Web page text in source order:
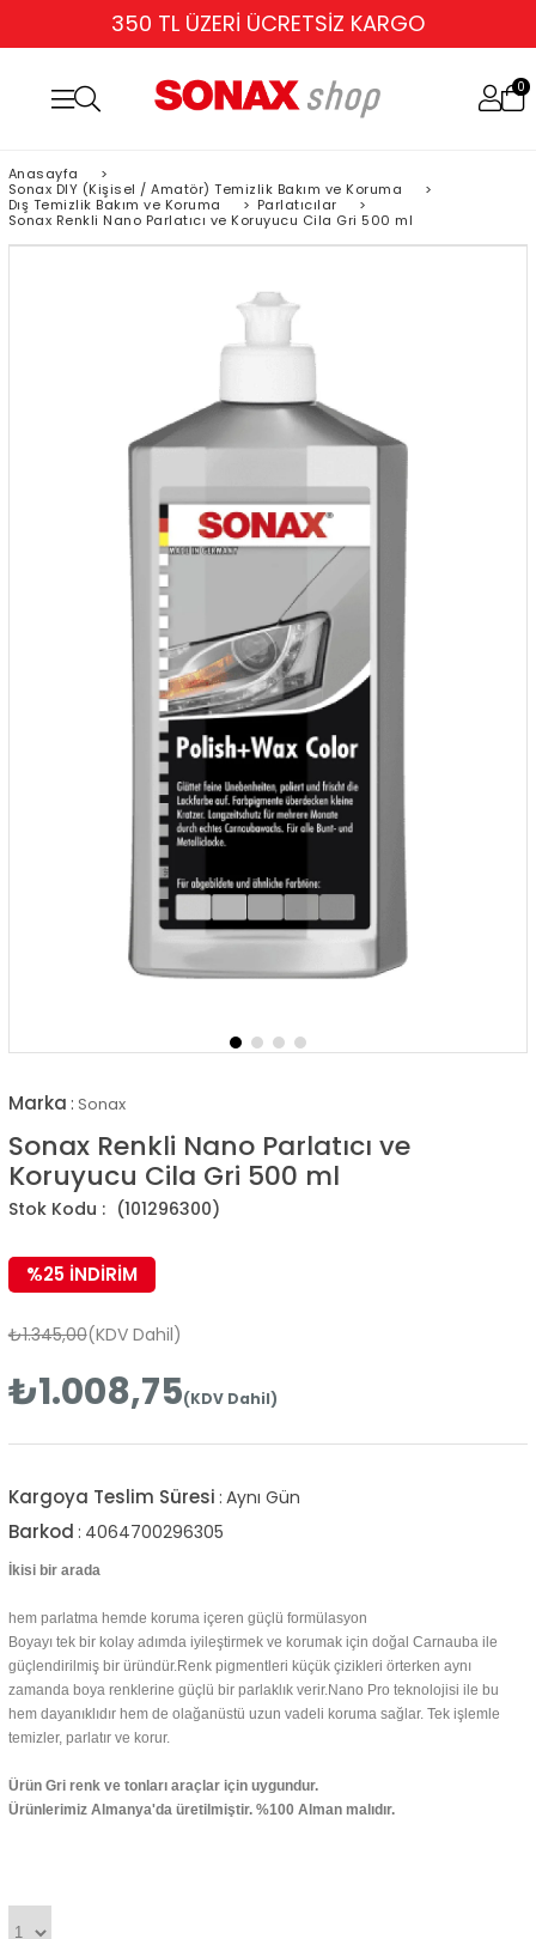
TÜM KARTLARA 6 TAKSİT
0
Anasayfa
>
Sonax DIY (Kişisel / Amatör) Temizlik Bakım ve Koruma
>
Dış Temizlik Bakım ve Koruma
> Parlatıcılar
>
Sonax Renkli Nano Parlatıcı ve Koruyucu Cila Gri 500 ml
Marka : Sonax
Sonax Renkli Nano Parlatıcı ve
Koruyucu Cila Gri 500 ml
(101296300)
%25İNDIRIM
₺1.345,00(KDV Dahil)
₺1.008,75(KDV Dahil)
Kargoya Teslim Süresi : Aynı Gün
Barkod : 4064700296305
İkisi bir arada
hem parlatma hemde koruma içeren güçlü formülasyon
Boyayı tek bir kolay adımda iyileştirmek ve korumak için doğal Carnauba ile
güçlendirilmiş bir üründür.Renk pigmentleri küçük çizikleri örterken aynı
zamanda boya renklerine güçlü bir parlaklık verir.Nano Pro teknolojisi ile bu
hem dayanıklıdır hem de olağanüstü uzun vadeli koruma sağlar. Tek işlemle
temizler, parlatır ve korur.
Ürün Gri renk ve tonları araçlar için uygundur.
Ürünlerimiz Almanya'da üretilmiştir. %100 Alman malıdır.